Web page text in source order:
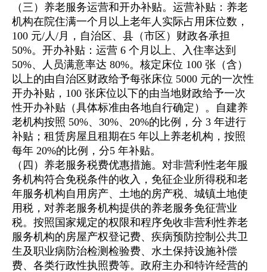
（三）养老服务运营和开办补贴。运营补贴：养老
机构在院住满一个月以上老年人实际占用床位数，
100 元/人/月，自治区、县（市区）财政各承担
50%。开办补贴：运营 6 个月以上、入住率达到
50%、人员满意率达 80%。核定床位 100 张（含）
以上的由自治区财政给予每张床位 5000 元的一次性
开办补贴，100 张床位以下的由当地财政给予一次
性开办补贴（具体标准由各地自行确定）。自建养
老机构按照 50%、30%、20%的比例，分 3 年进行
补贴；租赁房屋且租期在5 年以上养老机构，按照
每年 20%的比例，分5 年补贴。
（四）养老服务税费优惠措施。对非营利性老年服
务机构符合免税条件的收入，免征企业所得税和老
年服务机构自用房产、土地的房产税、城镇土地使
用税，对养老服务机构提供的养老服务免征营业
税。按照国家规定的权限和程序免收非营利性养老
服务机构的房屋产权登记费、疾病预防控制公共卫
生及职业病防治检测检验费、水土保持设施补偿
费、各类行政性执照费等。政府主办和特许经营的